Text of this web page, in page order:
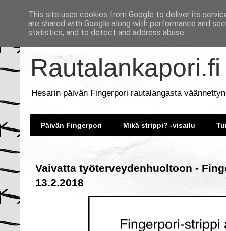
Rautalankapori.fi
Hesarin päivän Fingerpori rautalangasta
Päivän Fingerpori Mikä strippi? -visailu
Vaivatta työterveydenhuoltoon -
13.2.2018
This site uses cookies from Google to deliver its
are shared with Google along with performance and
statistics, and to detect and address abuse.